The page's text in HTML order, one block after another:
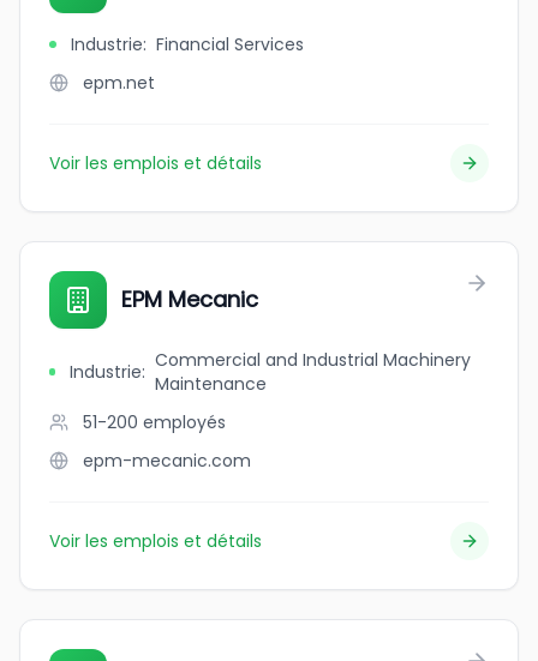
Industrie: Financial Services
epm.net
Voir les emplois et détails
EPM Mecanic
Industrie: Commercial and Industrial Machinery
Maintenance
51-200 employés
epm-mecanic.com
Voir les emplois et détails